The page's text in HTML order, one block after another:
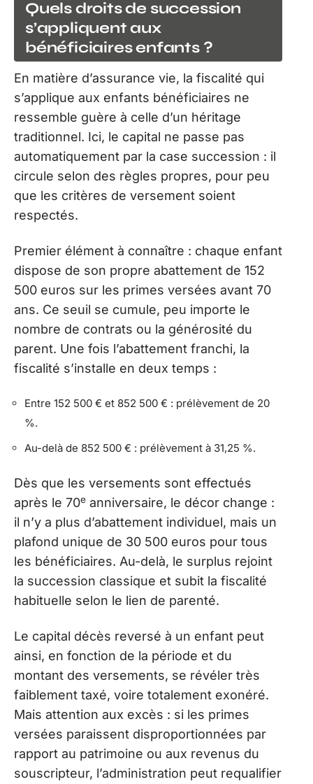
Quels droits de succession
s’appliquent aux
bénéficiaires enfants ?
En matière d’assurance vie, la fiscalité qui
s’applique aux enfants bénéficiaires ne
ressemble guère à celle d’un héritage
traditionnel. Ici, le capital ne passe pas
automatiquement par la case succession : il
circule selon des règles propres, pour peu
que les critères de versement soient
respectés.
Premier élément à connaître : chaque enfant
dispose de son propre abattement de 152
500 euros sur les primes versées avant 70
ans. Ce seuil se cumule, peu importe le
nombre de contrats ou la générosité du
parent. Une fois l’abattement franchi, la
fiscalité s’installe en deux temps :
Entre 152 500 € et 852 500 € : prélèvement de 20
%.
Au-delà de 852 500 € : prélèvement à 31,25 %.
Dès que les versements sont effectués
après le 70e anniversaire, le décor change :
il n’y a plus d’abattement individuel, mais un
plafond unique de 30 500 euros pour tous
les bénéficiaires. Au-delà, le surplus rejoint
la succession classique et subit la fiscalité
habituelle selon le lien de parenté.
Le capital décès reversé à un enfant peut
ainsi, en fonction de la période et du
montant des versements, se révéler très
faiblement taxé, voire totalement exonéré.
Mais attention aux excès : si les primes
versées paraissent disproportionnées par
rapport au patrimoine ou aux revenus du
souscripteur, l’administration peut requalifier